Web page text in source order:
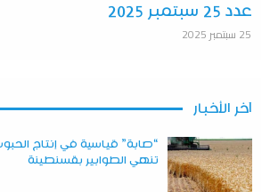
عدد 25 سبتمبر 2025
25 سبتمبر 2025
آخر الأخبار
تنهي الطوابير بقسنطينة